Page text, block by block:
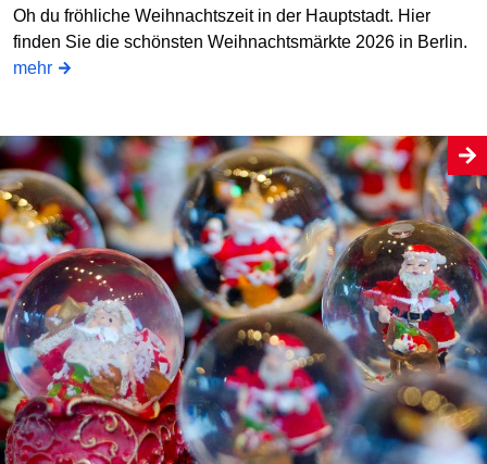
Oh du fröhliche Weihnachtszeit in der Hauptstadt. Hier
finden Sie die schönsten Weihnachtsmärkte 2026 in Berlin.
mehr